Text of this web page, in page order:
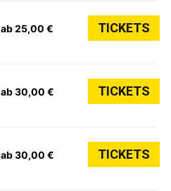
ab 25,00 € TICKETS
ab 30,00 € TICKETS
ab 30,00 € TICKETS